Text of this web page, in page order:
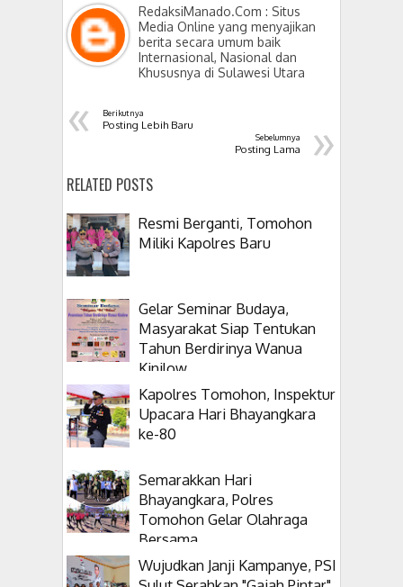
RedaksiManado.Com : Situs
Media Online yang menyajikan
berita secara umum baik
Internasional, Nasional dan
Khususnya di Sulawesi Utara
« Berikutnya
Posting Lebih Baru »
Sebelumnya
Posting Lama
RELATED POSTS
Resmi Berganti, Tomohon
Miliki Kapolres Baru
Gelar Seminar Budaya,
Masyarakat Siap Tentukan
Tahun Berdirinya Wanua
Kinilow
Kapolres Tomohon, Inspektur
Upacara Hari Bhayangkara
ke-80
Semarakkan Hari
Bhayangkara, Polres
Tomohon Gelar Olahraga
Bersama
Wujudkan Janji Kampanye, PSI